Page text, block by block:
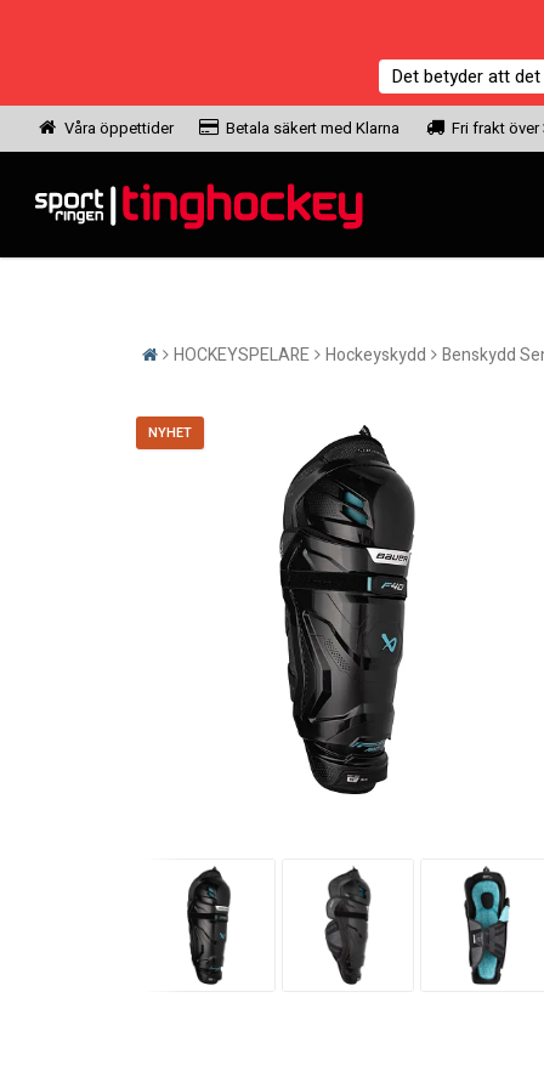
Det betyder att
Våra öppettider Betala säkert med Klarna Fri frakt över
HOCKEYSPELARE Hockeyskydd Benskydd
NYHET